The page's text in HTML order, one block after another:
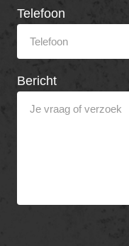
Telefoon
Bericht